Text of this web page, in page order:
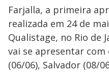
Farjalla, a primeira
realizada em 24 de
Qualistage, no Rio de
vai se apresentar com
(06/06), Salvador (08/